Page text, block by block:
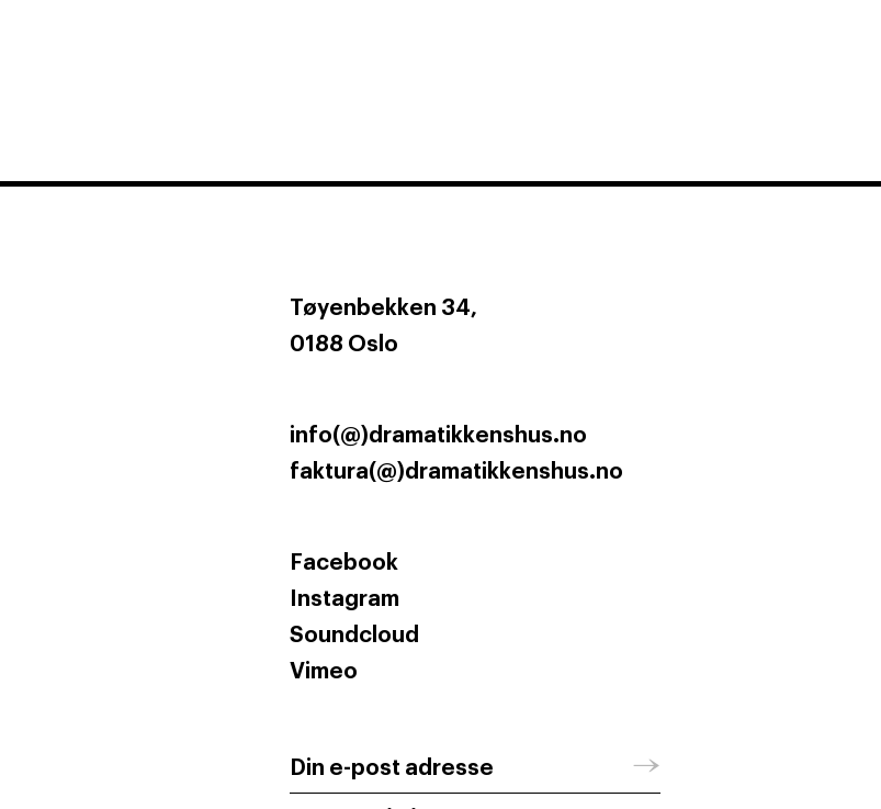
Tøyenbekken 34,
0188 Oslo
info(@)dramatikkenshus.no
faktura(@)dramatikkenshus.no
Facebook
Instagram
Soundcloud
Vimeo
Din e-post adresse →